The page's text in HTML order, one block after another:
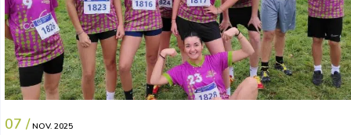
07 / NOV. 2025